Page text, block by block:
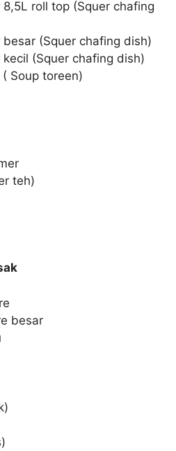
roll top (Squer chafing
(Squer chafing dish)
(Squer chafing dish)
Soup toreen)
teh)
besar